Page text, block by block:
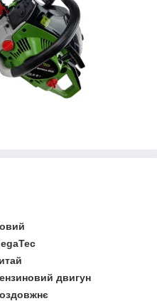
двигун